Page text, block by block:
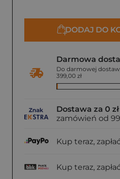
DODAJ DO
Darmowa
Do darmowej
399,00 zł
Dostawa za 0 zł
zamówień od 99
Kup teraz,
Kup teraz,